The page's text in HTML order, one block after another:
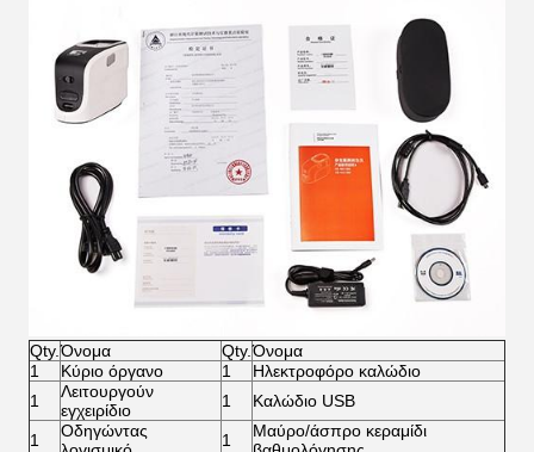
Qty. Όνομα Qty. Όνομα
1
Κύριο όργανο 1
Ηλεκτροφόρο καλώδιο
1
Λειτουργούν
εγχειρίδιο
1 Καλώδιο USB
1
Οδηγώντας
1
Μαύρο/άσπρο κεραμίδι